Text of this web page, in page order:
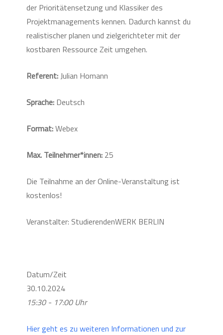
der Prioritätensetzung und Klassiker des
Projektmanagements kennen. Dadurch kannst du
realistischer planen und zielgerichteter mit der
kostbaren Ressource Zeit umgehen.
Referent:Julian Homann
Sprache: Deutsch
Format:Webex
Max. Teilnehmer*innen: 25
Die Teilnahme an der Online-Veranstaltung ist
kostenlos!
Veranstalter: StudierendenWERK BERLIN
Datum/Zeit
30.10.2024
15:30 - 17:00 Uhr
Hier geht es zu weiteren Informationen und zur